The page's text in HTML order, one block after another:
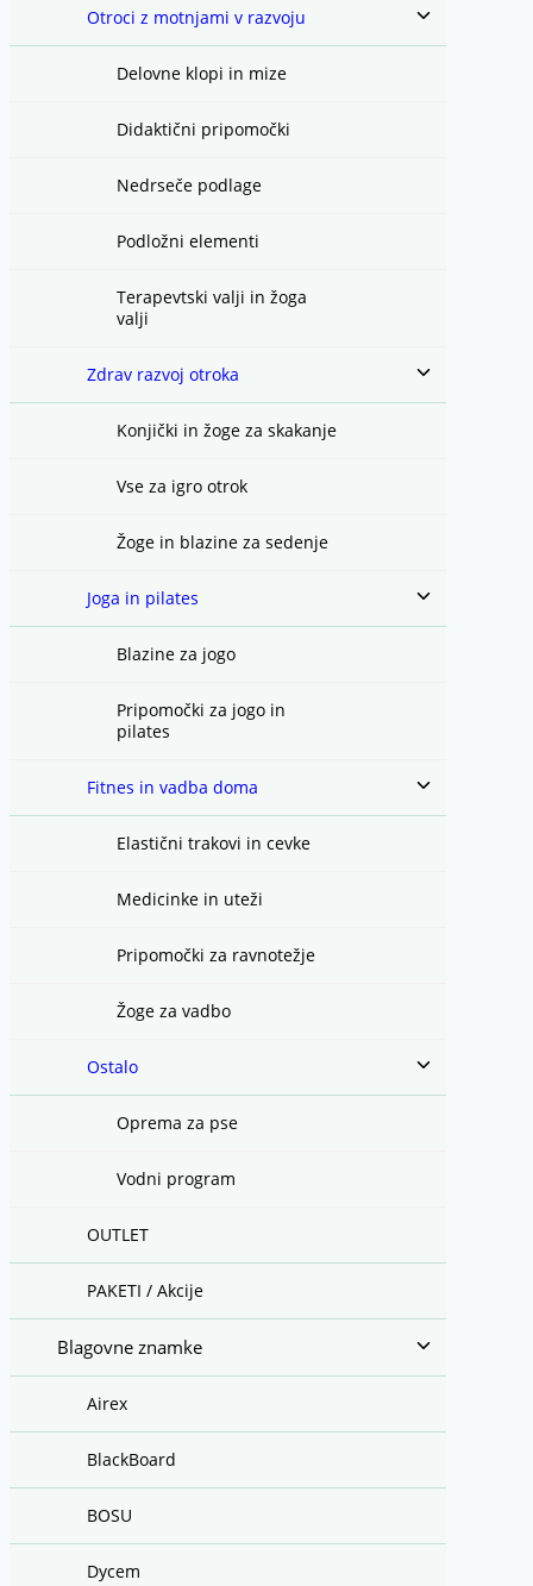
Otroci z motnjami v razvoju
Toggle
menu
Delovne klopi in mize
Didaktični pripomočki
Nedrseče podlage
Podložni elementi
Terapevtski valji in žoga
valji
Zdrav razvoj otroka
Toggle
menu
Konjički in žoge za skakanje
Vse za igro otrok
Žoge in blazine za sedenje
Joga in pilates
Toggle
menu
Blazine za jogo
Pripomočki za jogo in
pilates
Fitnes in vadba doma
Toggle
menu
Elastični trakovi in cevke
Medicinke in uteži
Pripomočki za ravnotežje
Žoge za vadbo
Ostalo
Toggle
menu
Oprema za pse
Vodni program
OUTLET
PAKETI / Akcije
Blagovne znamke
Toggle
menu
Airex
BlackBoard
BOSU
Dycem